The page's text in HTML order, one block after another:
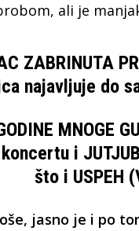
ali je
ZABRINUTA
najavljuje do
MNOGE
i
što i USPEH
jasno je i po